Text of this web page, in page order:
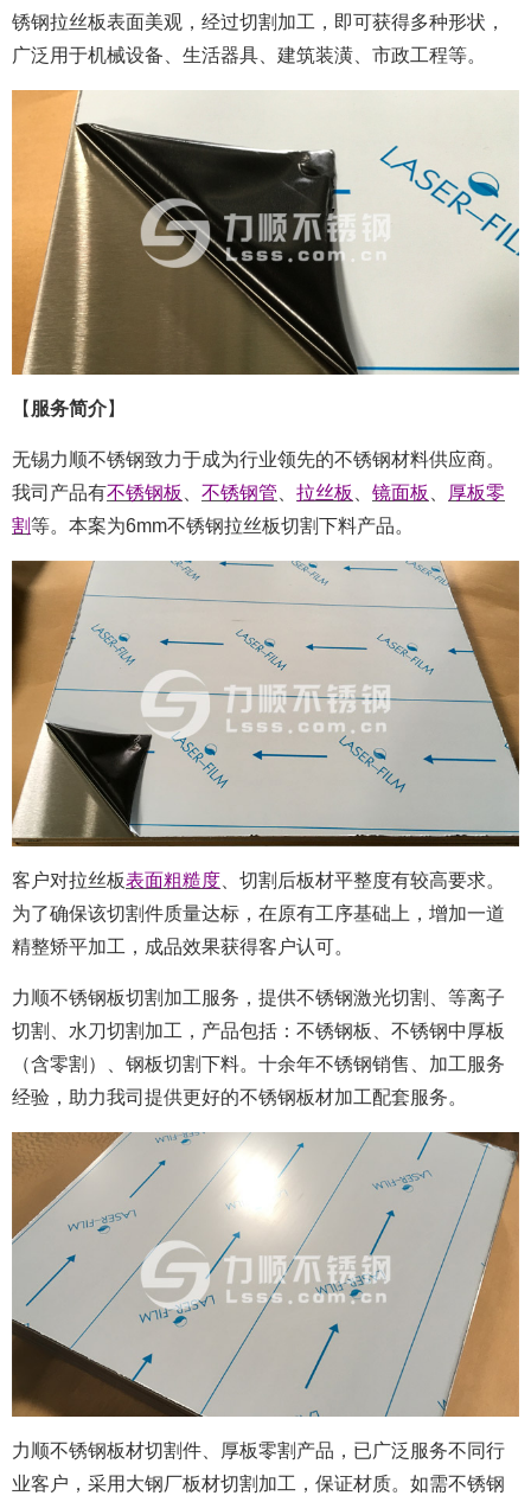
锈钢拉丝板表面美观，经过切割加工，即可获得多种形状，
广泛用于机械设备、生活器具、建筑装潢、市政工程等。
【 服务简介】
无锡力顺不锈钢致力于成为行业领先的不锈钢材料供应商。
我司产品有不锈钢板 不锈钢管 拉丝板 镜面板
厚板零
割等。本案为6mm不锈钢拉丝板切割下料产品。
客户对拉丝板表面粗糙度 、切割后板材平整度有较高要求。
为了确保该切割件质量达标，在原有工序基础上，增加一道
精整矫平加工，成品效果获得客户认可。
力顺不锈钢板切割加工服务，提供不锈钢激光切割、等离子
切割、水刀切割加工，产品包括：不锈钢板、不锈钢中厚板
（含零割）、钢板切割下料。十余年不锈钢销售、加工服务
经验，助力我司提供更好的不锈钢板材加工配套服务。
力顺不锈钢板材切割件、厚板零割产品，已广泛服务不同行
业客户，采用大钢厂板材切割加工，保证材质。如需不锈钢